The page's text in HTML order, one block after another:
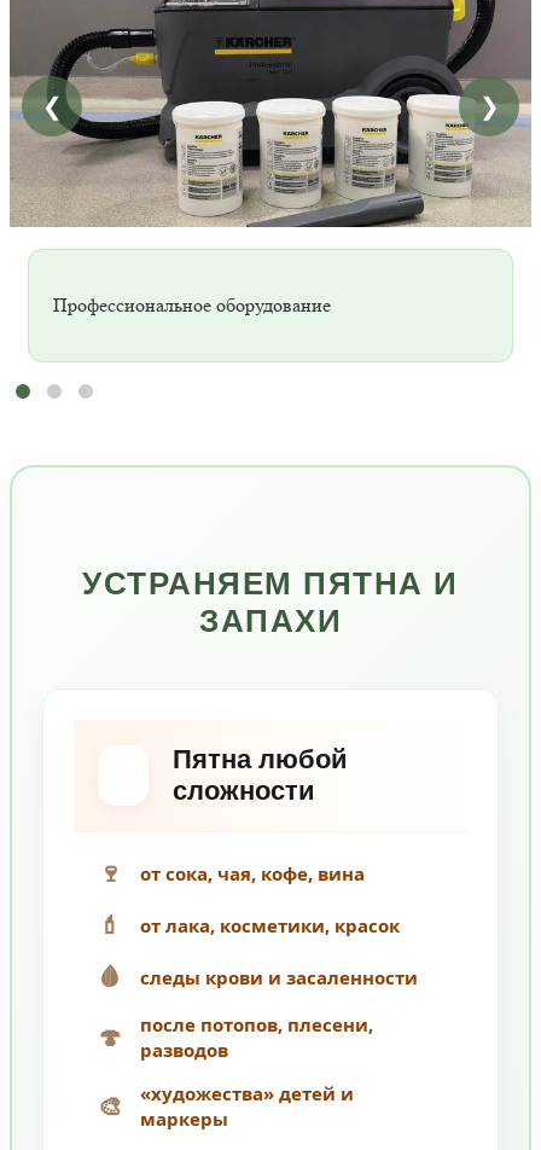
Профессиональное оборудование
❮ ❯
УСТРАНЯЕМ ПЯТНА И
ЗАПАХИ
Пятна любой
сложности
🍷 от сока, чая, кофе, вина
💄 от лака, косметики, красок
🩸 следы крови и засаленности
🍄
после потопов, плесени,
разводов
🎨
«художества» детей и
маркеры